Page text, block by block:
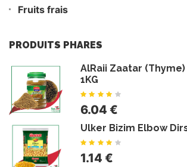
Fruits frais
PRODUITS PHARES
AlRaii Zaatar
1KG
6.04 €
Ulker Bizim Elbow
1.14 €